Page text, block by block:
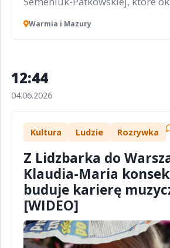
Warmia i Mazury
12:44
04.06.2026
Kultura Ludzie Rozrywka
Z Lidzbarka do
Klaudia-Maria
buduje karierę
[WIDEO]